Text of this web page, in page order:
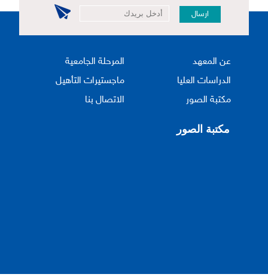
ارسال
عن المعهد
المرحلة الجامعية
الدراسات العليا
ماجستيرات التأهيل
مكتبة الصور
الاتصال بنا